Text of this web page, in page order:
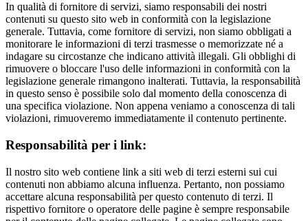
In qualità di fornitore di servizi, siamo responsabili dei nostri
contenuti su questo sito web in conformità con la legislazione
generale. Tuttavia, come fornitore di servizi, non siamo obbligati a
monitorare le informazioni di terzi trasmesse o memorizzate né a
indagare su circostanze che indicano attività illegali. Gli obblighi di
rimuovere o bloccare l'uso delle informazioni in conformità con la
legislazione generale rimangono inalterati. Tuttavia, la responsabilità
in questo senso è possibile solo dal momento della conoscenza di
una specifica violazione. Non appena veniamo a conoscenza di tali
violazioni, rimuoveremo immediatamente il contenuto pertinente.
Responsabilità per i link:
Il nostro sito web contiene link a siti web di terzi esterni sui cui
contenuti non abbiamo alcuna influenza. Pertanto, non possiamo
accettare alcuna responsabilità per questo contenuto di terzi. Il
rispettivo fornitore o operatore delle pagine è sempre responsabile